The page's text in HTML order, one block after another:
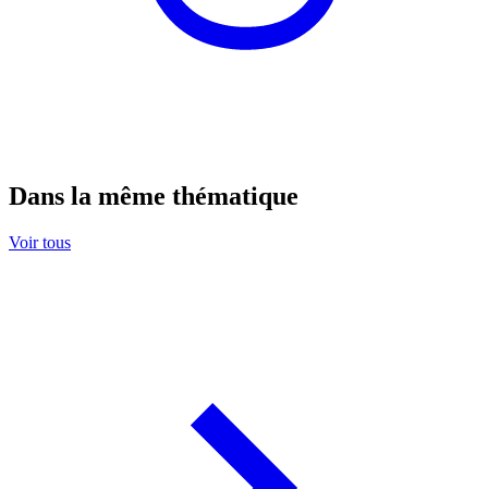
Dans la même thématique
Voir tous